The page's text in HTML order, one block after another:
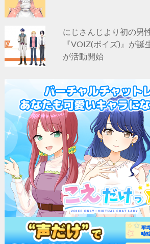
にじさんじより初の男
『VOIZ(ボイズ)』が
が活動開始